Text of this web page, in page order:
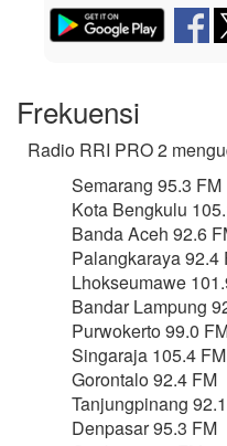
Frekuensi
Radio RRI PRO 2
Semarang 95.3 FM
Kota Bengkulu
Banda Aceh 92.6
Palangkaraya 92.4
Lhokseumawe
Bandar Lampung
Purwokerto 99.0
Singaraja 105.4 FM
Gorontalo 92.4 FM
Tanjungpinang
Denpasar 95.3 FM